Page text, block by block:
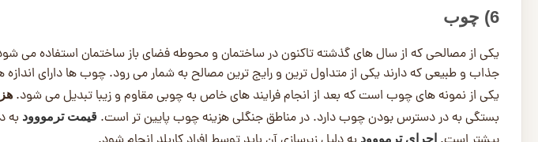
6) چوب
یکی از مصالحی که از سال‌ های گذشته تاکنون در ساختمان و محوطه فضای باز ساختمان استفاده
جذاب و طبیعی که دارند یکی از متداول ترین و رایج ترین مصالح به شمار می رود. چوب ها دارای
یکی از نمونه های چوب است که بعد از انجام فرایند های خاص به چوبی مقاوم و زیبا تبدیل می شود.
بستگی به در دسترس بودن چوب دارد. در مناطق جنگلی هزینه چوب پایین تر است. قیمت ترمووود به
اجرای ترمووود